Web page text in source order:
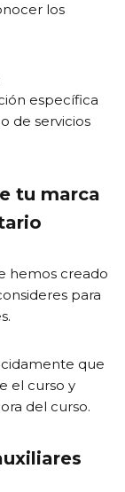
los
específica
de servicios
tu marca
hemos creado
para
que
el curso y
del curso.